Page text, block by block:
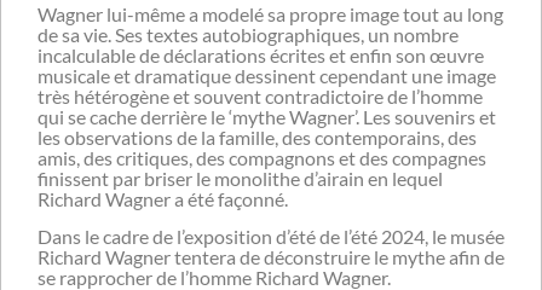
Wagner lui-même a modelé sa propre image tout au long
de sa vie. Ses textes autobiographiques, un nombre
incalculable de déclarations écrites et enfin son œuvre
musicale et dramatique dessinent cependant une image
très hétérogène et souvent contradictoire de l’homme
qui se cache derrière le ‘mythe Wagner’. Les souvenirs et
les observations de la famille, des contemporains, des
amis, des critiques, des compagnons et des compagnes
finissent par briser le monolithe d’airain en lequel
Richard Wagner a été façonné.
Dans le cadre de l’exposition d’été de l’été 2024, le musée
Richard Wagner tentera de déconstruire le mythe afin de
se rapprocher de l’homme Richard Wagner.